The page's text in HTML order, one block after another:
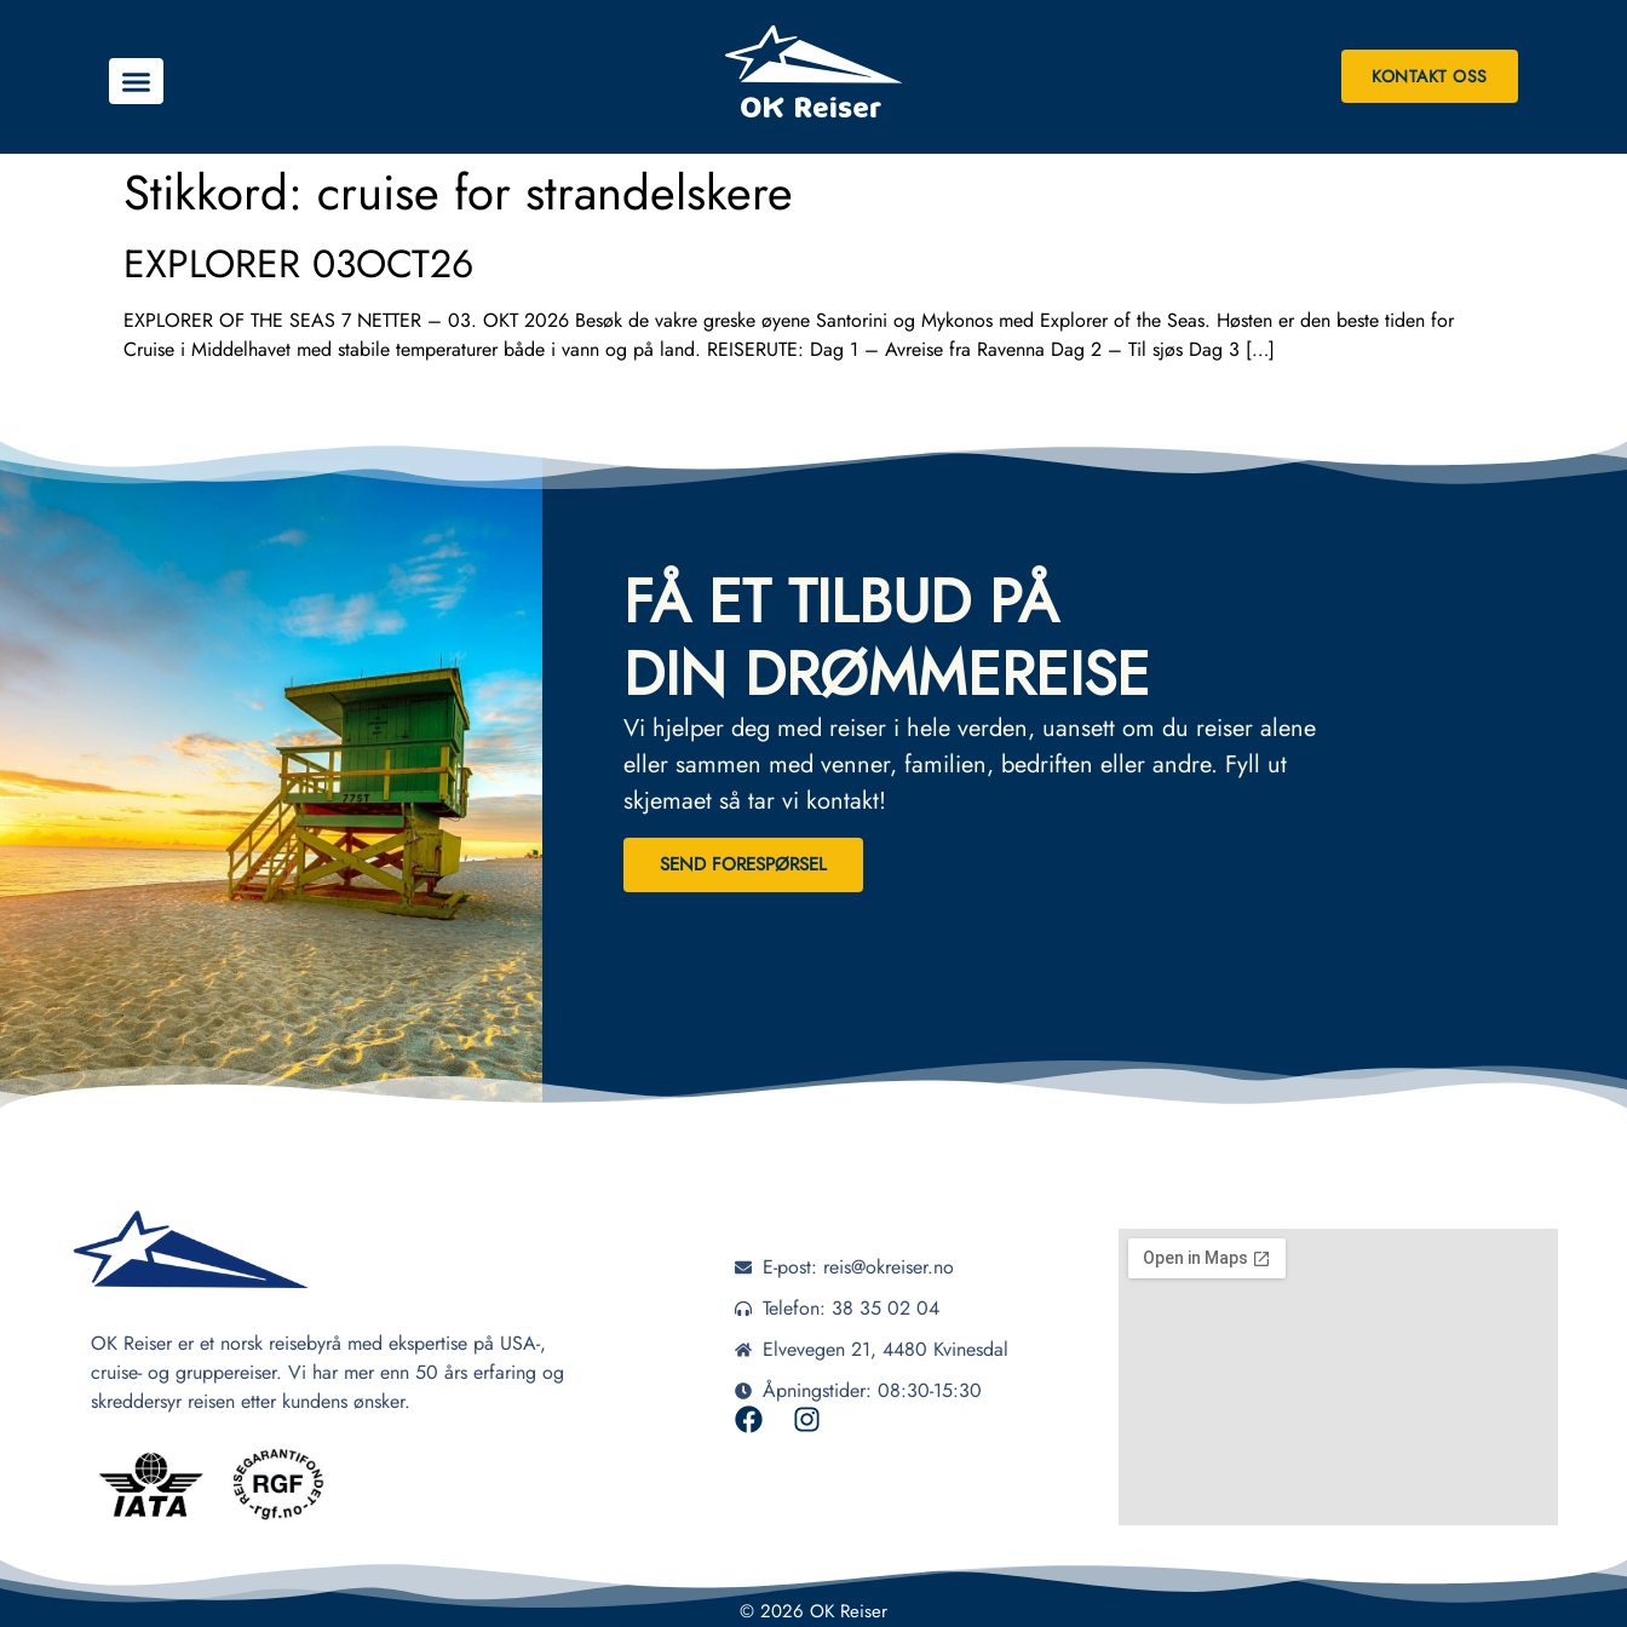
KONTAKT OSS
Stikkord: cruise for strandelskere
EXPLORER 03OCT26
EXPLORER OF THE SEAS 7 NETTER – 03. OKT 2026 Besøk de vakre greske øyene Santorini og Mykonos med Explorer of the Seas. Høsten er den beste tiden for
Cruise i Middelhavet med stabile temperaturer både i vann og på land. REISERUTE: Dag 1 – Avreise fra Ravenna Dag 2 – Til sjøs Dag 3 […]
FÅ ET TILBUD PÅ
DIN DRØMMEREISE
Vi hjelper deg med reiser i hele verden, uansett om du reiser alene
eller sammen med venner, familien, bedriften eller andre. Fyll ut
skjemaet så tar vi kontakt!
SEND FORESPØRSEL
OK Reiser er et norsk reisebyrå med ekspertise på USA-,
cruise- og gruppereiser. Vi har mer enn 50 års erfaring og
skreddersyr reisen etter kundens ønsker.
E-post: reis@okreiser.no
Telefon: 38 35 02 04
Elvevegen 21, 4480 Kvinesdal
Åpningstider: 08:30-15:30
© 2026 OK Reiser